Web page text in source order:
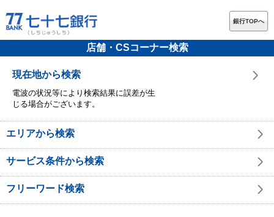
銀行TOPへ
店舗・CSコーナー検索
現在地から検索
電波の状況等により検索結果に誤差が生
じる場合がございます。
エリアから検索
サービス条件から検索
フリーワード検索